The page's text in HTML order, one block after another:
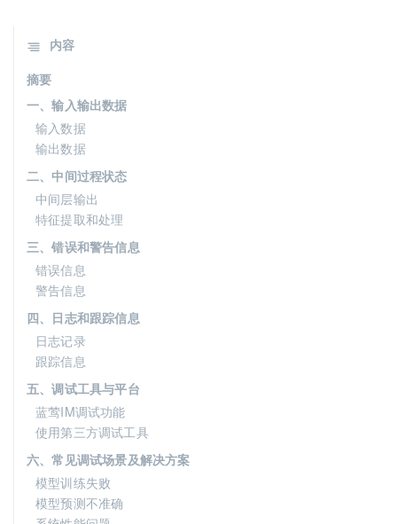
内容
摘要
一、输入输出数据
输入数据
输出数据
二、中间过程状态
中间层输出
特征提取和处理
三、错误和警告信息
错误信息
警告信息
四、日志和跟踪信息
日志记录
跟踪信息
五、调试工具与平台
蓝莺IM调试功能
使用第三方调试工具
六、常见调试场景及解决方案
模型训练失败
模型预测不准确